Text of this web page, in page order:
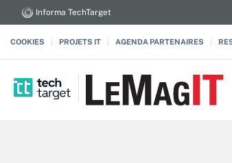
Informa TechTarget
COOKIES PROJETS IT AGENDA PARTENAIRES